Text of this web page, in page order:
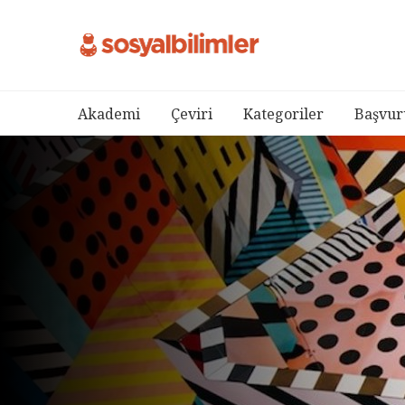
Akademi Çeviri Kategoriler